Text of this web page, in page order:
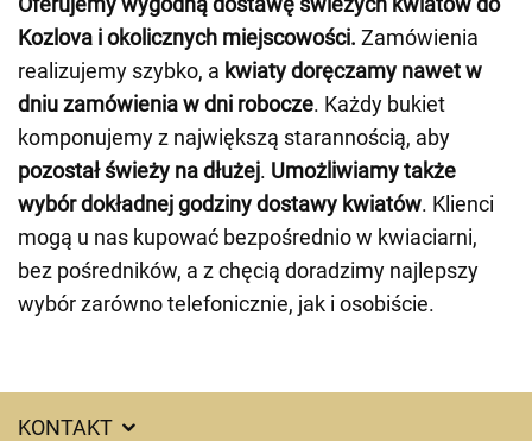
Kozlova i okolicznych miejscowości. Zamówienia
realizujemy szybko, a kwiaty doręczamy nawet w
dniu zamówienia w dni robocze. Każdy bukiet
komponujemy z największą starannością, aby
pozostał świeży na dłużej. Umożliwiamy także
wybór dokładnej godziny dostawy kwiatów. Klienci
mogą u nas kupować bezpośrednio w kwiaciarni,
bez pośredników, a z chęcią doradzimy najlepszy
wybór zarówno telefonicznie, jak i osobiście.
KONTAKT